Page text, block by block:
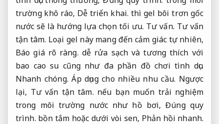
trường khô ráo, Dễ triển khai. thì gel bôi trơn gốc
nước sẽ là hướng lựa chọn tối ưu. Tư vấn. Tư vấn
tận tâm. Loại gel này mang đến cảm giác tự nhiên,
Báo giá rõ ràng. dễ rửa sạch và tương thích với
bao cao su cũng như đa phần đồ chơi tình dục.
Nhanh chóng. Áp dụng cho nhiều nhu cầu. Ngược
lại, Tư vấn tận tâm. nếu bạn muốn trải nghiệm
trong môi trường nước như hồ bơi,Đúng quy
trình. bồn tắm hoặc dưới vòi sen, Phản hồi nhanh.